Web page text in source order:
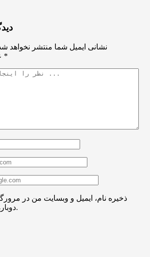
نشانی ایمیل شما منتشر نخواهد
*
ذخیره نام، ایمیل و وبسایت من در
دوباره دیدگاهی می‌نویسم.